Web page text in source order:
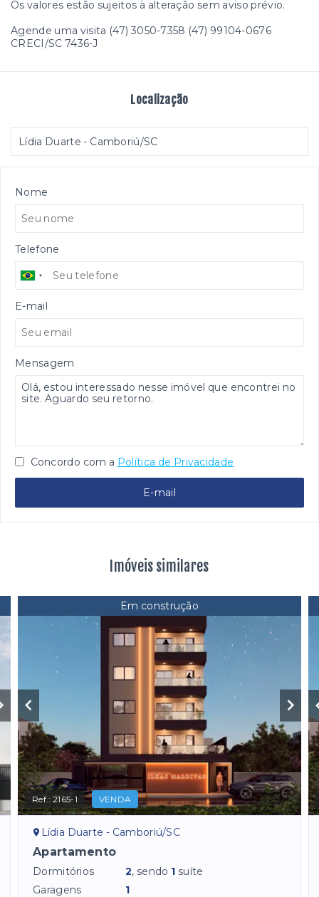
Os valores estão sujeitos à alteração sem aviso prévio.
Agende uma visita (47) 3050-7358 (47) 99104-0676
CRECI/SC 7436-J
Localização
Lídia Duarte - Camboriú/SC
Nome
Telefone
E-mail
Mensagem
Concordo com a Política de Privacidade
E-mail
Imóveis similares
Em construção
Ref.:2165-1 VENDA
Lídia Duarte - Camboriú/SC
Apartamento
Dormitórios 2, sendo 1 suíte
Garagens
1